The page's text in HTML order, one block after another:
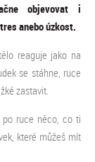
objevovat i
anebo úzkost.
reaguje jako na
se stáhne, ruce
zastavit.
ruce něco, co ti
které můžeš mít